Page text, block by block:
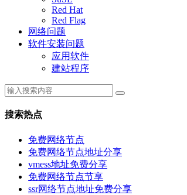
Red Hat
Red Flag
网络问题
软件安装问题
应用软件
建站程序
搜索热点
免费网络节点
免费网络节点地址分享
vmess地址免费分享
免费网络节点节享
ssr网络节点地址免费分享